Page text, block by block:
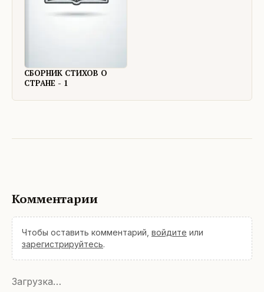
СБОРНИК СТИХОВ О
СТРАНЕ - 1
Комментарии
Чтобы оставить комментарий, войдите или
зарегистрируйтесь.
Загрузка…